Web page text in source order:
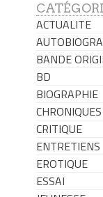
ACTUALITE
BANDE
BD
BIOGRAPHIE
CHRONIQUES
CRITIQUE
ENTRETIENS
EROTIQUE
ESSAI